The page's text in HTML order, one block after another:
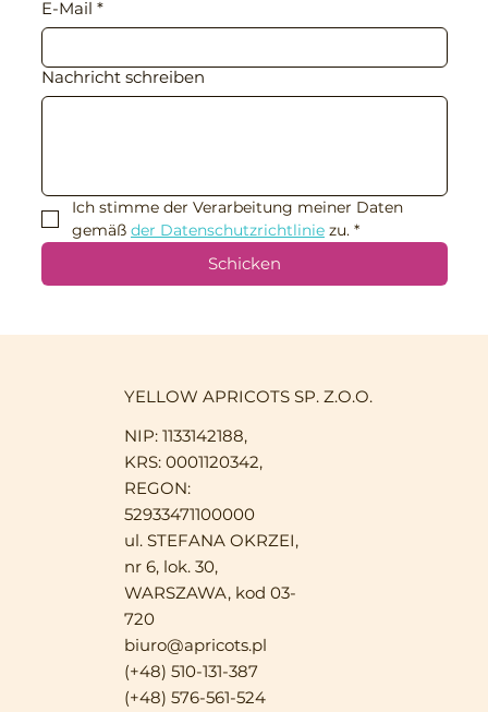
E-Mail *
Nachricht schreiben
Ich stimme der Verarbeitung meiner Daten
gemäß der Datenschutzrichtlinie zu. *
Schicken
YELLOW APRICOTS SP. Z.O.O.
NIP: 1133142188,
KRS: 0001120342,
REGON:
52933471100000
ul. STEFANA OKRZEI,
nr 6, lok. 30,
WARSZAWA, kod 03-
720
biuro@apricots.pl
(+48) 510-131-387
(+48) 576-561-524